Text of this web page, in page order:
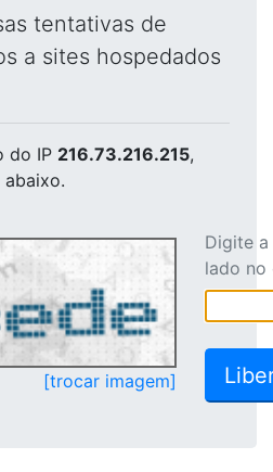
tentativas de
a sites hospedados
do IP 216.73.216.215,
[trocar imagem]
Digite
lado no